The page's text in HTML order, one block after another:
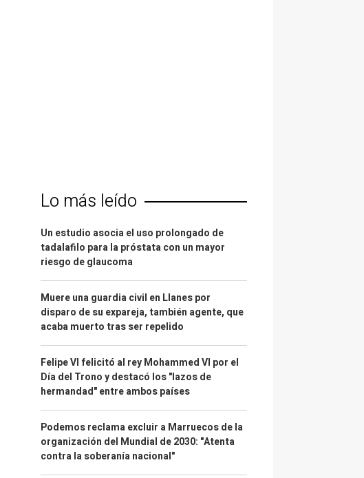
Lo más leído
Un estudio asocia el uso prolongado de
tadalafilo para la próstata con un mayor
riesgo de glaucoma
Muere una guardia civil en Llanes por
disparo de su expareja, también agente, que
acaba muerto tras ser repelido
Felipe VI felicitó al rey Mohammed VI por el
Día del Trono y destacó los "lazos de
hermandad" entre ambos países
Podemos reclama excluir a Marruecos de la
organización del Mundial de 2030: "Atenta
contra la soberanía nacional"